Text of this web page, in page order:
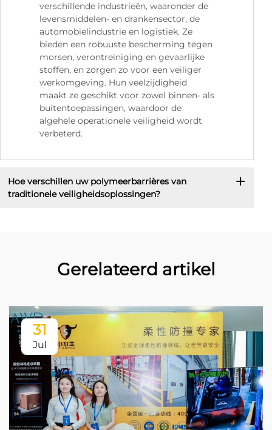
verschillende industrieën, waaronder de
levensmiddelen- en drankensector, de
automobielindustrie en logistiek. Ze
bieden een robuuste bescherming tegen
morsen, verontreiniging en gevaarlijke
stoffen, en zorgen zo voor een veiliger
werkomgeving. Hun veelzijdigheid
maakt ze geschikt voor zowel binnen- als
buitentoepassingen, waardoor de
algehele operationele veiligheid wordt
verbeterd.
Hoe verschillen uw polymeerbarrières van
traditionele veiligheidsoplossingen?
Gerelateerd artikel
31
Jul